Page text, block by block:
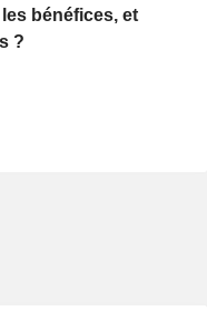
bénéfices, et
?